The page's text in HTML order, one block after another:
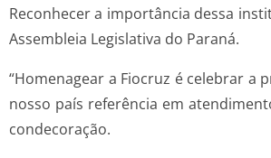
Reconhecer a importância dessa
Assembleia Legislativa do Paraná.
“Homenagear a Fiocruz é celebrar
nosso país referência em
condecoração.